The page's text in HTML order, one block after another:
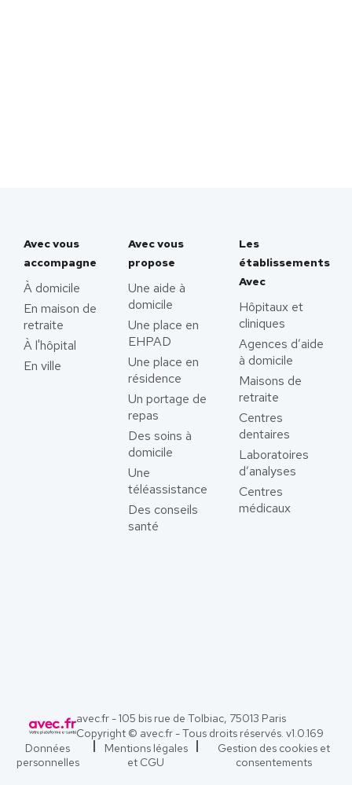
Avec vous
accompagne
À domicile
En maison de
retraite
À l'hôpital
En ville
Avec vous
propose
Une aide à
domicile
Une place en
EHPAD
Une place en
résidence
Un portage de
repas
Des soins à
domicile
Une
téléassistance
Des conseils
santé
Les
établissements
Avec
Hôpitaux et
cliniques
Agences d’aide
à domicile
Maisons de
retraite
Centres
dentaires
Laboratoires
d’analyses
Centres
médicaux
avec.fr - 105 bis rue de Tolbiac, 75013 Paris
Copyright © avec.fr - Tous droits réservés. v1.0.169
Données
personnelles
Mentions légales
et CGU
Gestion des cookies et
consentements